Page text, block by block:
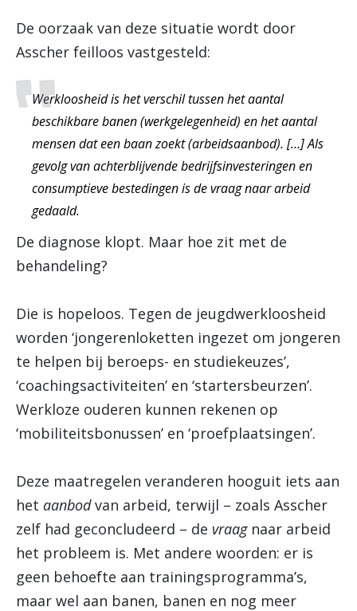
De oorzaak van deze situatie wordt door
Asscher feilloos vastgesteld:
Werkloosheid is het verschil tussen het aantal
beschikbare banen (werkgelegenheid) en het aantal
mensen dat een baan zoekt (arbeidsaanbod). […] Als
gevolg van achterblijvende bedrijfsinvesteringen en
consumptieve bestedingen is de vraag naar arbeid
gedaald.
De diagnose klopt. Maar hoe zit met de
behandeling?
Die is hopeloos. Tegen de jeugdwerkloosheid
worden ‘jongerenloketten ingezet om jongeren
te helpen bij beroeps- en studiekeuzes’,
‘coachingsactiviteiten’ en ‘startersbeurzen’.
Werkloze ouderen kunnen rekenen op
‘mobiliteitsbonussen’ en ‘proefplaatsingen’.
Deze maatregelen veranderen hooguit iets aan
het aanbodvan arbeid, terwijl – zoals Asscher
zelf had geconcludeerd – de vraagnaar arbeid
het probleem is. Met andere woorden: er is
geen behoefte aan trainingsprogramma’s,
maar wel aan banen, banen en nog meer